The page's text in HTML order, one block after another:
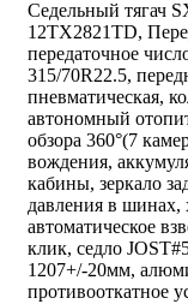
Седельный тягач
12TX2821TD,
передаточное
315/70R22.5,
пневматическая,
автономный
обзора 360°(7
вождения,
кабины, зеркало
давления в шинах,
автоматическое
клик, седло
1207+/-20мм,
противооткатное